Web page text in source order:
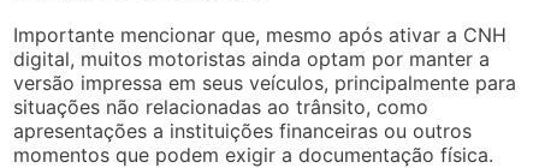
Importante mencionar que, mesmo após ativar a CNH
digital, muitos motoristas ainda optam por manter a
versão impressa em seus veículos, principalmente para
situações não relacionadas ao trânsito, como
apresentações a instituições financeiras ou outros
momentos que podem exigir a documentação física.